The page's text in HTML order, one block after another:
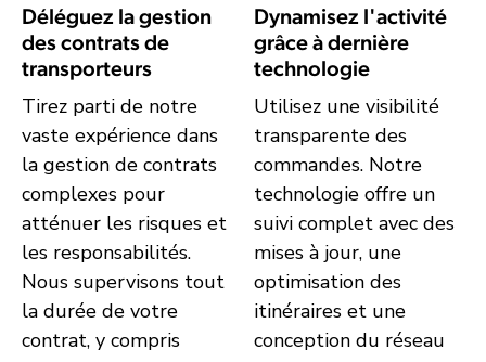
Déléguez la gestion
des contrats de
transporteurs
Tirez parti de notre
vaste expérience dans
la gestion de contrats
complexes pour
atténuer les risques et
les responsabilités.
Nous supervisons tout
la durée de votre
contrat, y compris
Dynamisez l'activité
grâce à dernière
technologie
Utilisez une visibilité
transparente des
commandes. Notre
technologie offre un
suivi complet avec des
mises à jour, une
optimisation des
itinéraires et une
conception du réseau